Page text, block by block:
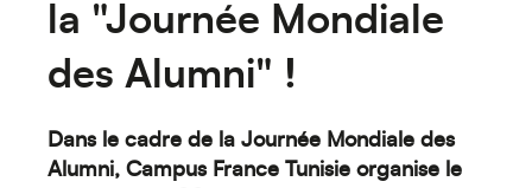
la "Journée Mondiale
des Alumni" !
Dans le cadre de la Journée Mondiale des
Alumni, Campus France Tunisie organise le
Océanie